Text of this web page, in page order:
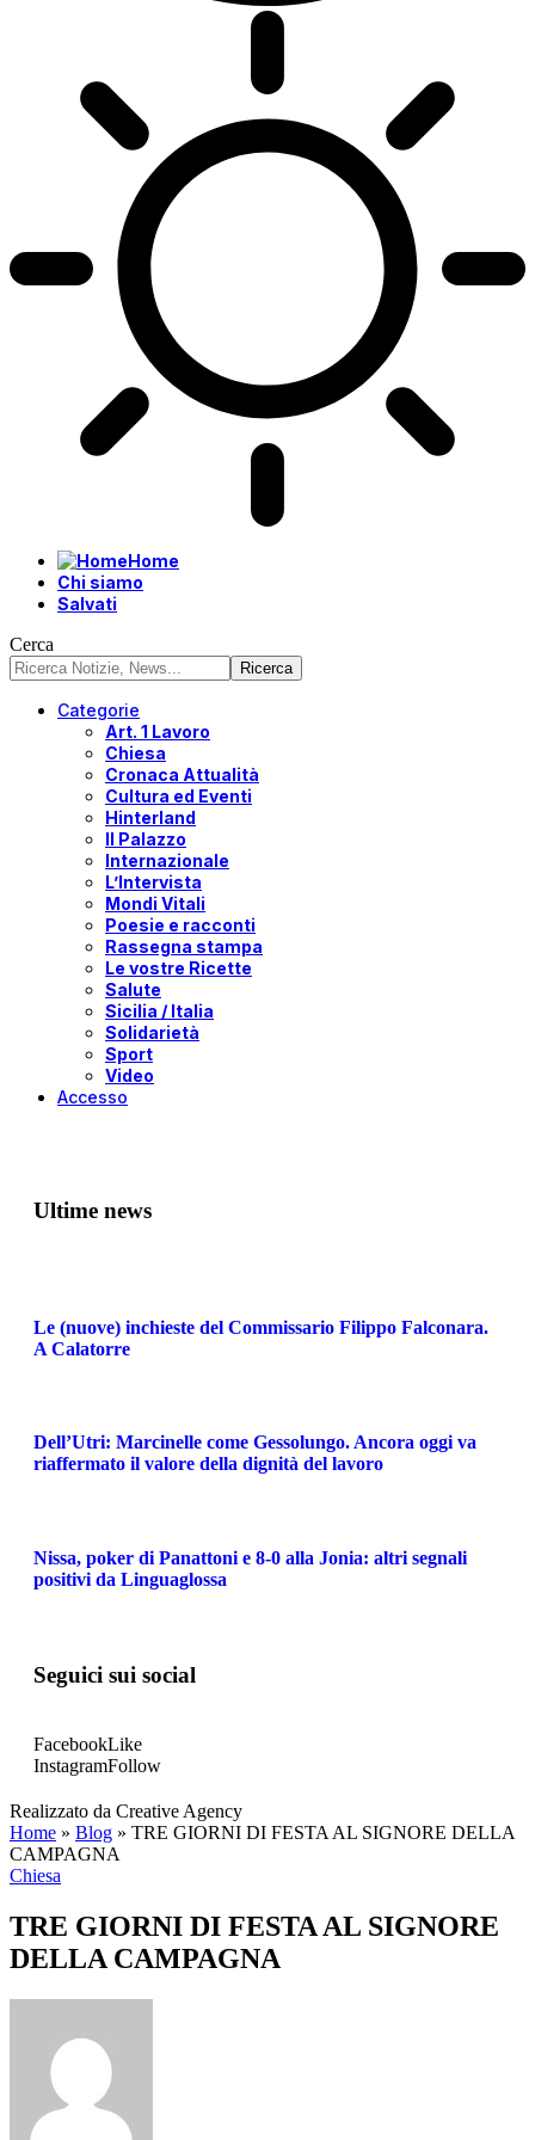
Home
Chi siamo
Salvati
Cerca
Categorie
Art. 1 Lavoro
Chiesa
Cronaca Attualità
Cultura ed Eventi
Hinterland
Il Palazzo
Internazionale
L’Intervista
Mondi Vitali
Poesie e racconti
Rassegna stampa
Le vostre Ricette
Salute
Sicilia / Italia
Solidarietà
Sport
Video
Accesso
Ultime news
Le (nuove) inchieste del Commissario Filippo Falconara.
A Calatorre
Dell’Utri: Marcinelle come Gessolungo. Ancora oggi va
riaffermato il valore della dignità del lavoro
Nissa, poker di Panattoni e 8-0 alla Jonia: altri segnali
positivi da Linguaglossa
Seguici sui social
FacebookLike
InstagramFollow
Realizzato da Creative Agency
Home » Blog » TRE GIORNI DI FESTA AL SIGNORE DELLA
CAMPAGNA
Chiesa
TRE GIORNI DI FESTA AL SIGNORE
DELLA CAMPAGNA